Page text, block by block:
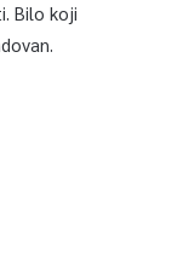
Bilo koji